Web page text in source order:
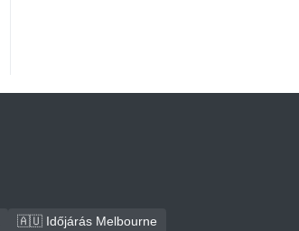
🇦🇺 Időjárás Melbourne